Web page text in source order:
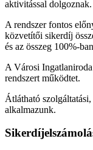
aktivitással dolgoznak.
A rendszer fontos
közvetítői sikerdíj
és az összeg 100%-
A Városi
rendszert működtet.
Átlátható
alkalmazunk.